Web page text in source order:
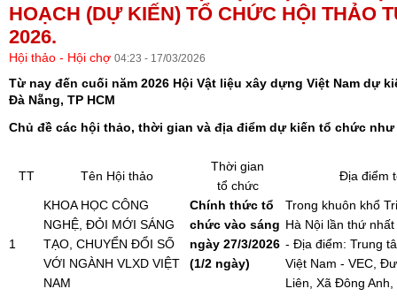
HOẠCH (DỰ KIẾN) TỔ CHỨC HỘI THẢO
2026.
Hội thảo - Hội chợ 04:23 - 17/03/2026
Từ nay đến cuối năm 2026 Hội Vật liệu xây dựng Việt Nam dự
Đà Nẵng, TP HCM
Chủ đề các hội thảo, thời gian và địa điểm dự kiến tổ chức như
TT Tên Hội thảo
Thời gian
tổ chức
Địa điểm
1
KHOA HỌC CÔNG
NGHỆ, ĐỎI MỚI SÁNG
TẠO, CHUYỂN ĐỔI SỐ
VỚI NGÀNH VLXD VIỆT
NAM
Chính thức tổ
chức vào sáng
ngày 27/3/2026
(1/2 ngày)
Trong khuôn khổ
Hà Nội lần thứ
- Địa điểm: Trung
Việt Nam - VEC,
Liên, Xã Đông Anh,